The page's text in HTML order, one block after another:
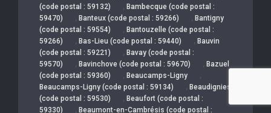
(code postal : 59132)
, Bambecque (code postal :
59470)
, Banteux (code postal : 59266) , Bantigny
(code postal : 59554)
, Bantouzelle (code postal :
59266)
, Bas-Lieu (code postal : 59440) , Bauvin
(code postal : 59221)
, Bavay (code postal :
59570)
, Bavinchove (code postal : 59670) , Bazuel
(code postal : 59360)
, Beaucamps-Ligny ,
Beaucamps-Ligny (code postal : 59134) , Beaudignies
(code postal : 59530)
, Beaufort (code postal :
59330)
, Beaumont-en-Cambrésis (code postal :